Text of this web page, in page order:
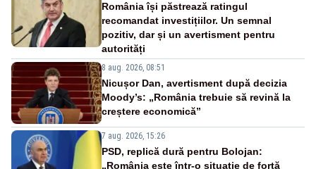
România își păstrează ratingul
recomandat investițiilor. Un semnal
pozitiv, dar și un avertisment pentru
autorități
8 aug. 2026, 08:51
Nicușor Dan, avertisment după decizia
Moody’s: „România trebuie să revină la
creștere economică”
7 aug. 2026, 15:26
PSD, replică dură pentru Bolojan:
„România este într-o situație de forță